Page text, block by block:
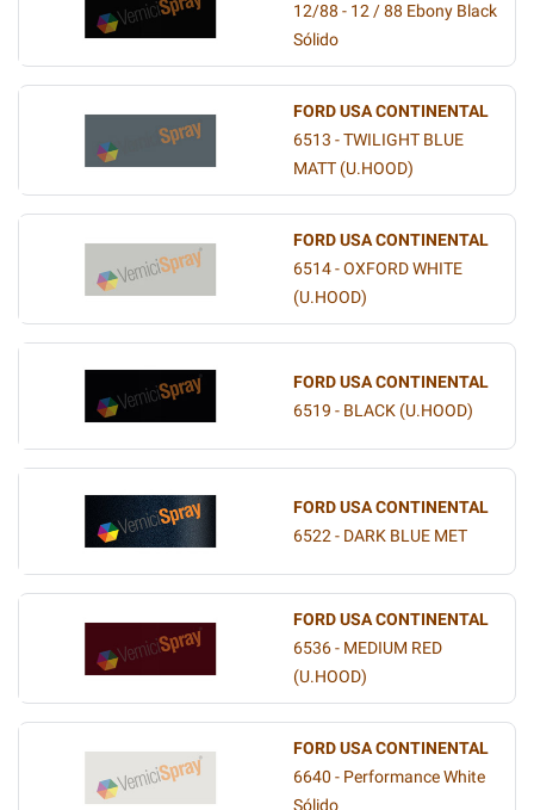
12/88 - 12 / 88 Ebony Black
Sólido
FORD USA CONTINENTAL
6513 - TWILIGHT BLUE
MATT (U.HOOD)
FORD USA CONTINENTAL
6514 - OXFORD WHITE
(U.HOOD)
FORD USA CONTINENTAL
6519 - BLACK (U.HOOD)
FORD USA CONTINENTAL
6522 - DARK BLUE MET
FORD USA CONTINENTAL
6536 - MEDIUM RED
(U.HOOD)
FORD USA CONTINENTAL
6640 - Performance White
Sólido